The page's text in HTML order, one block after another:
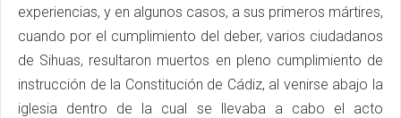
experiencias, y en algunos casos, a sus primeros mártires,
cuando por el cumplimiento del deber, varios ciudadanos
de Sihuas, resultaron muertos en pleno cumplimiento de
instrucción de la Constitución de Cádiz, al venirse abajo la
iglesia dentro de la cual se llevaba a cabo el acto